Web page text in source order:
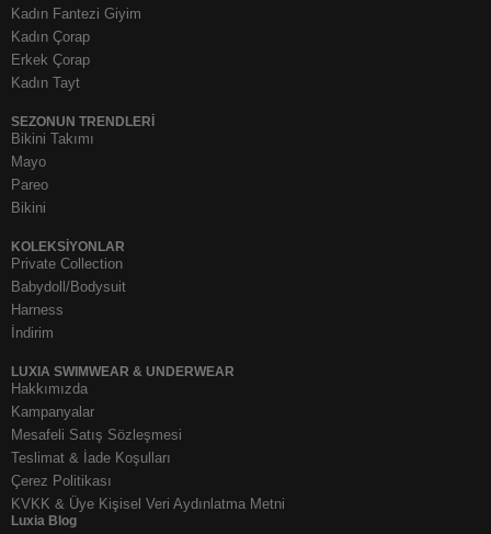
Kadın Fantezi Giyim
Kadın Çorap
Erkek Çorap
Kadın Tayt
SEZONUN TRENDLERI
Bikini Takımı
Mayo
Pareo
Bikini
KOLEKSIYONLAR
Private Collection
Babydoll/Bodysuit
Harness
İndirim
LUXIA SWIMWEAR & UNDERWEAR
Hakkımızda
Kampanyalar
Mesafeli Satış Sözleşmesi
Teslimat & İade Koşulları
Çerez Politikası
KVKK & Üye Kişisel Veri Aydınlatma Metni
Luxia Blog